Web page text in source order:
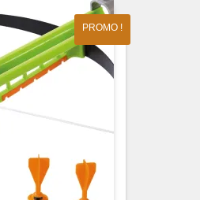
PROMO !